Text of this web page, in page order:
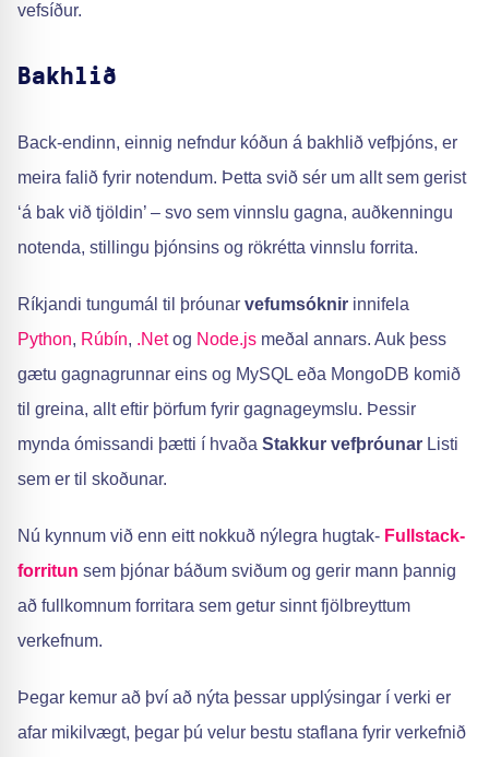
vefsíður.
Bakhlið
Back-endinn, einnig nefndur kóðun á bakhlið vefþjóns, er
meira falið fyrir notendum. Þetta svið sér um allt sem gerist
‘á bak við tjöldin’ – svo sem vinnslu gagna, auðkenningu
notenda, stillingu þjónsins og rökrétta vinnslu forrita.
Ríkjandi tungumál til þróunar vefumsóknir innifela
Python, Rúbín, .Netog Node.js meðal annars. Auk þess
gætu gagnagrunnar eins og MySQL eða MongoDB komið
til greina, allt eftir þörfum fyrir gagnageymslu. Þessir
mynda ómissandi þætti í hvaða Stakkur vefþróunar Listi
sem er til skoðunar.
Nú kynnum við enn eitt nokkuð nýlegra hugtak- Fullstack-
forritun sem þjónar báðum sviðum og gerir mann þannig
að fullkomnum forritara sem getur sinnt fjölbreyttum
verkefnum.
Þegar kemur að því að nýta þessar upplýsingar í verki er
afar mikilvægt, þegar þú velur bestu staflana fyrir verkefnið